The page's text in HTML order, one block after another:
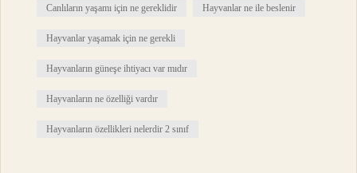
Canlıların yaşamı için ne gereklidir Hayvanlar ne ile beslenir
Hayvanlar yaşamak için ne gerekli
Hayvanların güneşe ihtiyacı var mıdır
Hayvanların ne özelliği vardır
Hayvanların özellikleri nelerdir 2 sınıf